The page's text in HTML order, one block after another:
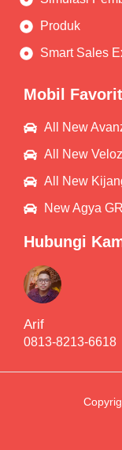
Produk
Smart Sales
Mobil
All New
All New Veloz
All New
New Agya
Hubungi
Arif
0813-8213-6618